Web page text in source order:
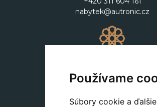
Používame
Súbory cookie a ďalšie
nabytek@autronic.cz
+420 311 604 182
dekorace@autronic.cz